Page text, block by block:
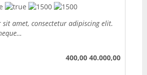
amet, consectetur adipiscing elit.
40.000,00
400,00